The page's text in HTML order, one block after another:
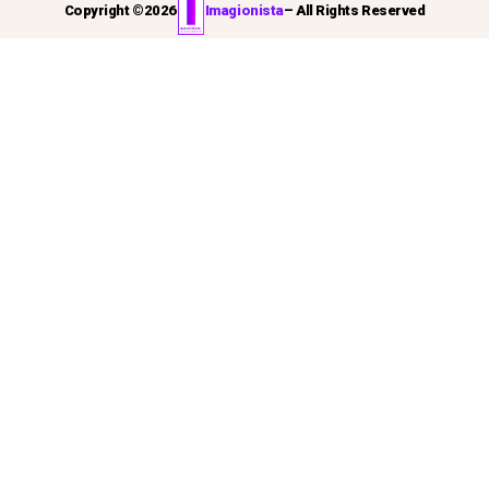
Copyright ©2026 Imagionista– All Rights Reserved